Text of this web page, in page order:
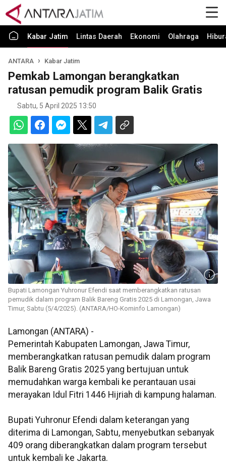
Kabar Jatim Lintas Daerah Ekonomi Olahraga
ANTARA Kabar Jatim
Pemkab Lamongan berangkatkan
ratusan pemudik program Balik Gratis
Sabtu, 5 April 2025 13:50
Bupati Lamongan Yuhronur Efendi saat memberangkatkan ratusan
pemudik dalam program Balik Bareng Gratis 2025 di Lamongan, Jawa
Timur, Sabtu (5/4/2025). (ANTARA/HO-Kominfo Lamongan)
Lamongan (ANTARA) -
Pemerintah Kabupaten Lamongan, Jawa Timur,
memberangkatkan ratusan pemudik dalam program
Balik Bareng Gratis 2025 yang bertujuan untuk
memudahkan warga kembali ke perantauan usai
merayakan Idul Fitri 1446 Hijriah di kampung halaman.
Bupati Yuhronur Efendi dalam keterangan yang
diterima di Lamongan, Sabtu, menyebutkan sebanyak
409 orang diberangkatkan dalam program tersebut
untuk kembali ke Jakarta.